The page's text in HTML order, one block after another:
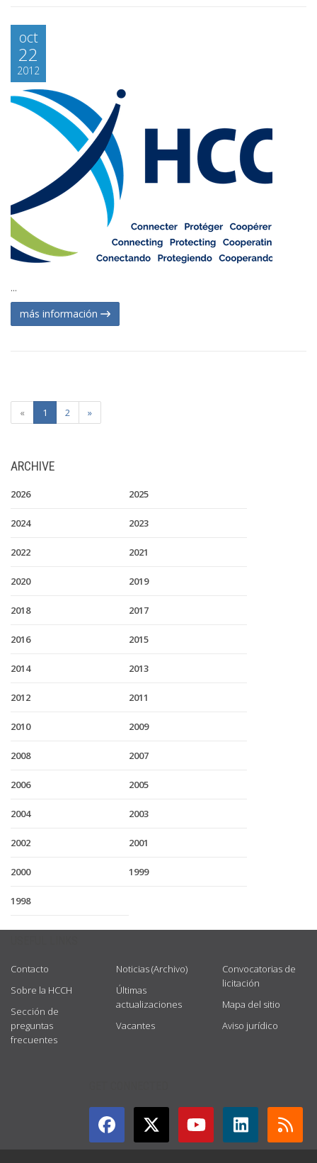
oct
22
2012
...
más información
« 1 2 »
ARCHIVE
2026 2025
2024 2023
2022 2021
2020 2019
2018 2017
2016 2015
2014 2013
2012 2011
2010 2009
2008 2007
2006 2005
2004 2003
2002 2001
2000 1999
1998
Contacto
Sobre la HCCH
Sección de
preguntas
frecuentes
Noticias (Archivo)
Últimas
actualizaciones
Vacantes
Convocatorias de
licitación
Mapa del sitio
Aviso jurídico